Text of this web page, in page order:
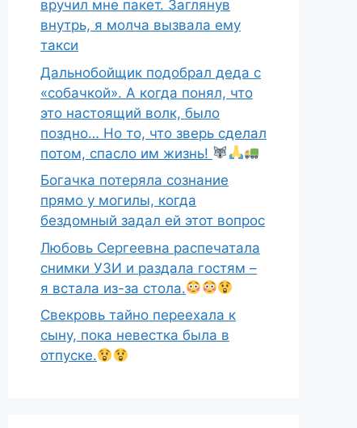
вручил мне пакет. Заглянув
внутрь, я молча вызвала ему
такси
Дальнобойщик подобрал деда с
«собачкой». А когда понял, что
это настоящий волк, было
поздно… Но то, что зверь сделал
потом, спасло им жизнь!
Богачка потеряла сознание
прямо у могилы, когда
бездомный задал ей этот вопрос
Любовь Сергеевна распечатала
снимки УЗИ и раздала гостям –
я встала из-за стола.
Свекровь тайно переехала к
сыну, пока невестка была в
отпуске.